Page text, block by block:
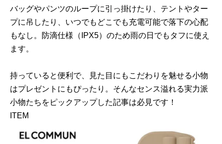
バッグやパンツのループに引っ掛けたり、テントやター
プに吊したり、いつでもどこでも充電可能で落下の心配
もなし。防滴仕様（IPX5）のため雨の日でもタフに使え
ます。
持っていると便利で、見た目にもこだわりを魅せる小物
はプレゼントにもぴったり。そんなセンス溢れる実力派
小物たちをピックアップした記事は必見です！
ITEM